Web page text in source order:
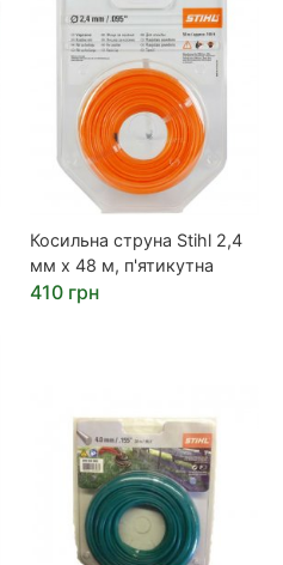
Косильна струна Stihl 2,4
мм х 48 м, п'ятикутна
410 грн